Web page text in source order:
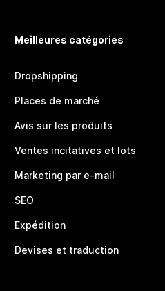
Meilleures catégories
Dropshipping
Places de marché
Avis sur les produits
Ventes incitatives et lots
Marketing par e-mail
SEO
Expédition
Devises et traduction